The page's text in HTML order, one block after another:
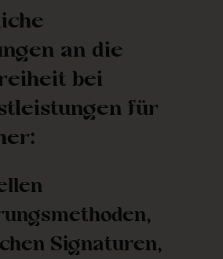
an die
bei
für
Signaturen,